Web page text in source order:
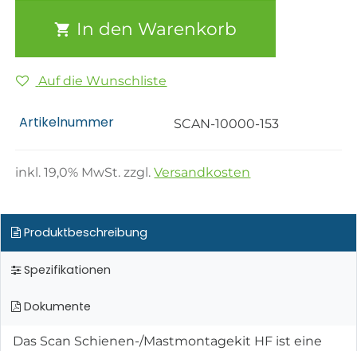
In den Warenkorb
Auf die Wunschliste
Artikelnummer SCAN-10000-153
inkl.19,0% MwSt. zzgl.Versandkosten
Produktbeschreibung
Spezifikationen
Dokumente
Das Scan Schienen-/Mastmontagekit HF ist eine